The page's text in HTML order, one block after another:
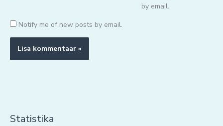
by email.
Notify me of new posts by email.
Statistika